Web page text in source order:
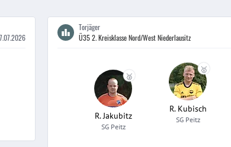
Torjäger
Ü35 2. Kreisklasse Nord/West Niederlausitz
🥈
R. Jakubitz
SG Peitz
🥇
R. Kubisch
SG Peitz